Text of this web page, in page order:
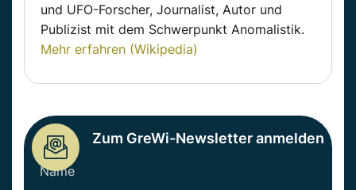
und UFO-Forscher, Journalist, Autor und
Publizist mit dem Schwerpunkt Anomalistik.
Mehr erfahren (Wikipedia)
Zum GreWi-Newsletter anmelden